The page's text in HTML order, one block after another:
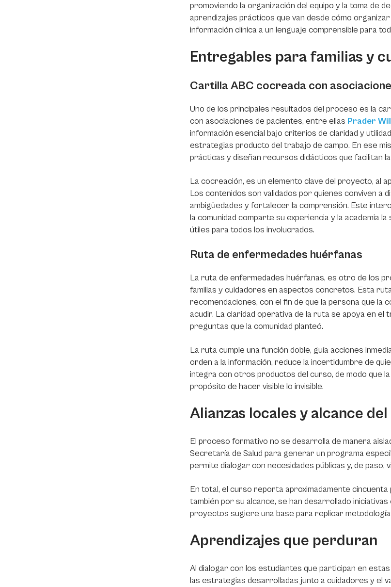
promoviendo la organización del equipo y la toma de
aprendizajes prácticos que van desde cómo
información clínica a un lenguaje comprensible para
Entregables para familias y
Cartilla ABC cocreada con
Uno de los principales resultados del proceso es la
con asociaciones de pacientes, entre ellas Prader
información esencial bajo criterios de claridad y
estrategias producto del trabajo de campo. En ese
prácticas y diseñan recursos didácticos que facilitan
La cocreación, es un elemento clave del proyecto, al
Los contenidos son validados por quienes conviven
ambigüedades y fortalecer la comprensión. Este
la comunidad comparte su experiencia y la academia
útiles para todos los involucrados.
Ruta de enfermedades huérfanas
La ruta de enfermedades huérfanas, es otro de los
familias y cuidadores en aspectos concretos. Esta
recomendaciones, con el fin de que la persona que la
acudir. La claridad operativa de la ruta se apoya en
preguntas que la comunidad planteó.
La ruta cumple una función doble, guía acciones
orden a la información, reduce la incertidumbre de
integra con otros productos del curso, de modo que
propósito de hacer visible lo invisible.
Alianzas locales y alcance
El proceso formativo no se desarrolla de manera
Secretaría de Salud para generar un programa
permite dialogar con necesidades públicas y, de
En total, el curso reporta aproximadamente
también por su alcance, se han desarrollado
proyectos sugiere una base para replicar
Aprendizajes que perduran
Al dialogar con los estudiantes que participan en
las estrategias desarrolladas junto a cuidadores y el